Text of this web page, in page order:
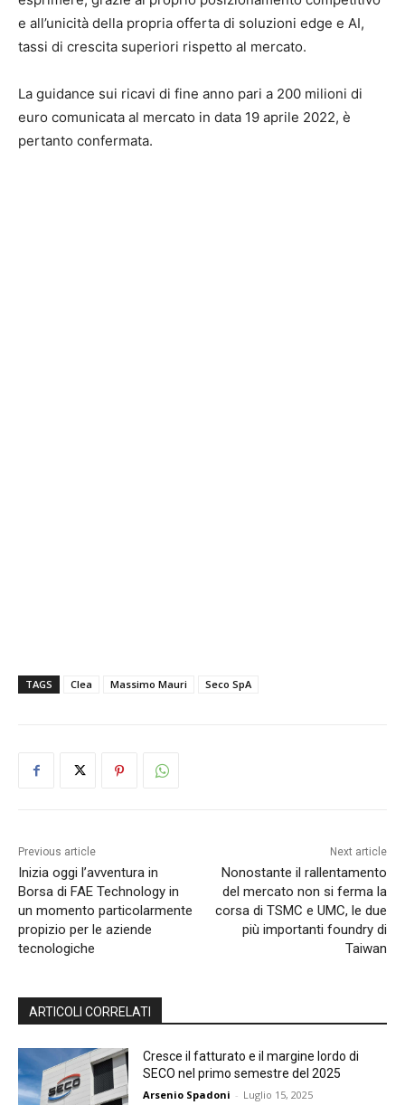
e all’unicità della propria offerta di soluzioni edge e AI,
tassi di crescita superiori rispetto al mercato.
La guidance sui ricavi di fine anno pari a 200 milioni di
euro comunicata al mercato in data 19 aprile 2022, è
pertanto confermata.
TAGS Clea Massimo Mauri Seco SpA
Previous article
Inizia oggi l’avventura in
Borsa di FAE Technology in
un momento particolarmente
propizio per le aziende
tecnologiche
Next article
Nonostante il rallentamento
del mercato non si ferma la
corsa di TSMC e UMC, le due
più importanti foundry di
Taiwan
ARTICOLI CORRELATI
Cresce il fatturato e il margine lordo di
SECO nel primo semestre del 2025
Arsenio Spadoni - Luglio 15, 2025